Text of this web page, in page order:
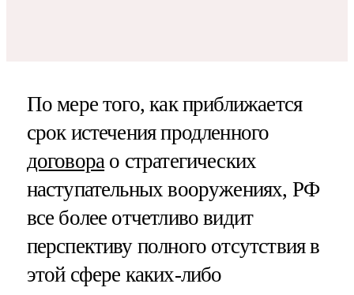
По мере того, как приближается
срок истечения продленного
договора о стратегических
наступательных вооружениях, РФ
все более отчетливо видит
перспективу полного отсутствия в
этой сфере каких-либо